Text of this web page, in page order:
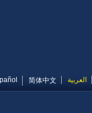
العربية 简体中文
Español